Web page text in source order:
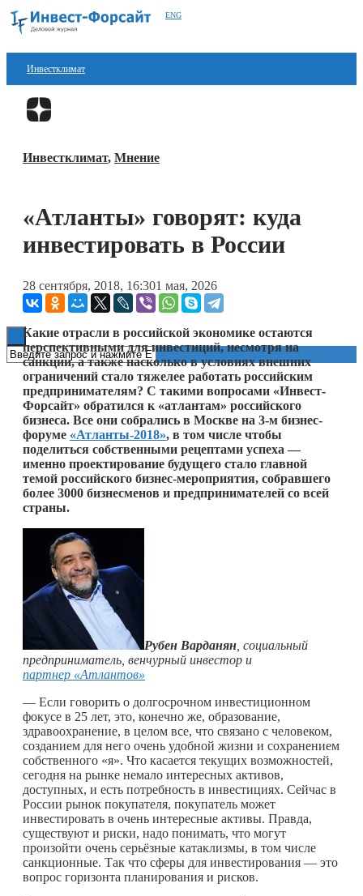
ENG
Инвестклимат
Финансы
Блокчейн
Книги
Инвестклимат, Мнение
«Атланты» говорят: куда
инвестировать в России
28 сентября, 2018, 16:301 мая, 2026
Какие отрасли в российской экономике остаются
перспективными для инвестиций, несмотря на
санкции, а также насколько в условиях внешних
ограничений стало тяжелее работать российским
предпринимателям? С такими вопросами «Инвест-
Форсайт» обратился к «атлантам» российского
бизнеса. Все они собрались в Москве на 3-м бизнес-
форуме «Атланты-2018», в том числе чтобы
поделиться собственными рецептами успеха —
именно проектирование будущего стало главной
темой российского бизнес-мероприятия, собравшего
более 3000 бизнесменов и предпринимателей со всей
страны.
Рубен Варданян , социальный
предприниматель, венчурный инвестор и
партнер «Атлантов»
— Если говорить о долгосрочном инвестиционном
фокусе в 25 лет, это, конечно же, образование,
здравоохранение, в целом все, что связано с человеком,
созданием для него очень удобной жизни и сохранением
собственного «я». Что касается текущих возможностей,
сегодня на рынке немало интересных активов,
доступных, и есть потребность в инвестициях. Сейчас в
России рынок покупателя, покупатель может
инвестировать в очень интересные активы. Правда,
существуют и риски, надо понимать, что могут
произойти очень серьёзные катаклизмы, в том числе
санкционные. Так что сферы для инвестирования — это
вопрос горизонта планирования и рисков.